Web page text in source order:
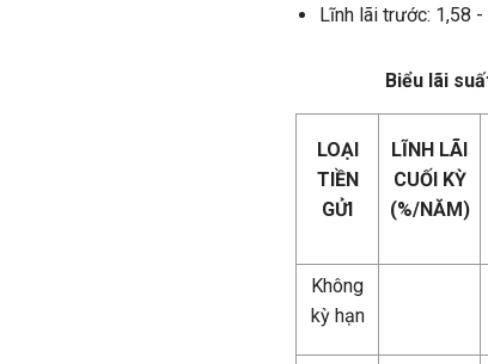
Lĩnh lãi trước: 1,58 -
Biểu lãi
LOẠI
TIỀN
GỬI
LĨNH LÃI
CUỐI KỲ
(%/NĂM)
Không
kỳ hạn